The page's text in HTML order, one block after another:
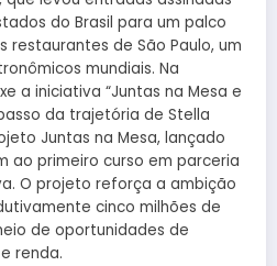
do Brasil para um palco
restaurantes de São Paulo, um
mundiais. Na
a iniciativa “Juntas na Mesa e
da trajetória de Stella
Juntas na Mesa, lançado
ao primeiro curso em parceria
O projeto reforça a ambição
cinco milhões de
de oportunidades de
renda.